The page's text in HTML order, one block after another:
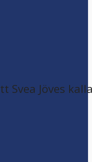
Svea Jöves